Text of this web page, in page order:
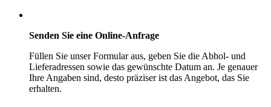
Senden Sie eine Online-Anfrage
Füllen Sie unser Formular aus, geben Sie die Abhol- und
Lieferadressen sowie das gewünschte Datum an. Je genauer
Ihre Angaben sind, desto präziser ist das Angebot, das Sie
erhalten.